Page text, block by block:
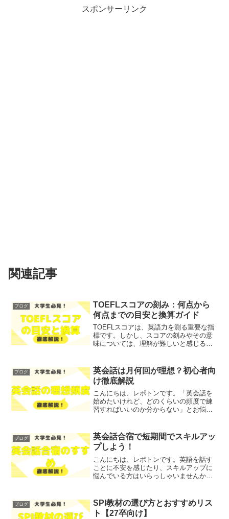
スポンサーリンク
関連記事
ブログ
TOEFLスコアの刻み：何点から
何点までの目安と換算ガイド
TOEFLスコアは、英語力を測る重要な指
標です。しかし、スコアの刻みやその意
味については、理解が難しいと感じる方
点から何点までの目安や換算ガイドをわ
かりやすく解説し...
ブログ
英会話は月何回が理想？初心者向
け徹底解説
こんにちは、レポトンです。「英会話を
始めたいけれど、どのくらいの頻度で練
習すればいいのか分からない」とお悩み
マについて、初心者向けに徹底解説しま
す！レポトンこの記事は次の...
ブログ
英会話合宿で短期間でスキルアッ
プしよう！
こんにちは、レポトンです。英語を話す
ことに不安を感じたり、スキルアップに
悩んでいる方はいらっしゃいませんか？
かりやすく解説します！レポトンこの記
事は次のような人におすす...
ブログ
SPI教材の選び方とおすすめリス
ト【27卒向け】